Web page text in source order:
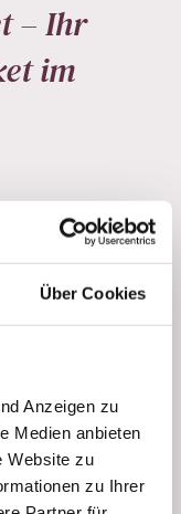
Über Cookies
Anzeigen zu
Medien anbieten
Website zu
zu Ihrer
– Ihr
im
den öffentlichen
Ticketnutzt
Check-in in
Wallet-
für die
Anreise